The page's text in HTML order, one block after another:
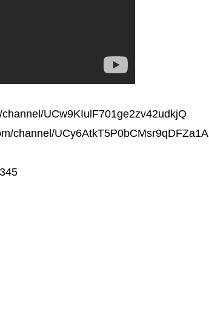
UCw9KIulF701ge2zv42udkjQ
channel/UCy6AtkT5P0bCMsr9qDFZa1A